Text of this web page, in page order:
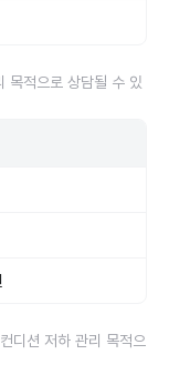
목적으로 상담될 수 있
디션 저하 관리 목적으